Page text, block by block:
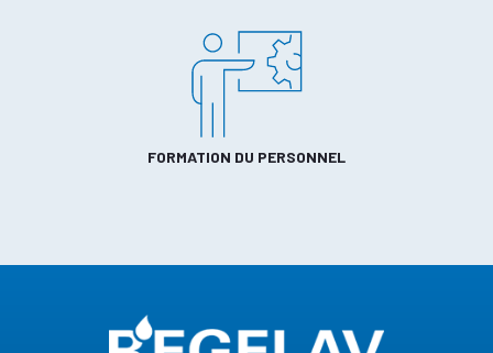
FORMATION DU PERSONNEL